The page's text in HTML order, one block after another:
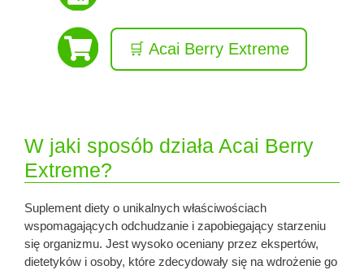
🛒 Acai Berry Extreme
W jaki sposób działa Acai Berry
Extreme?
Suplement diety o unikalnych właściwościach
wspomagających odchudzanie i zapobiegający starzeniu
się organizmu. Jest wysoko oceniany przez ekspertów,
dietetyków i osoby, które zdecydowały się na wdrożenie go